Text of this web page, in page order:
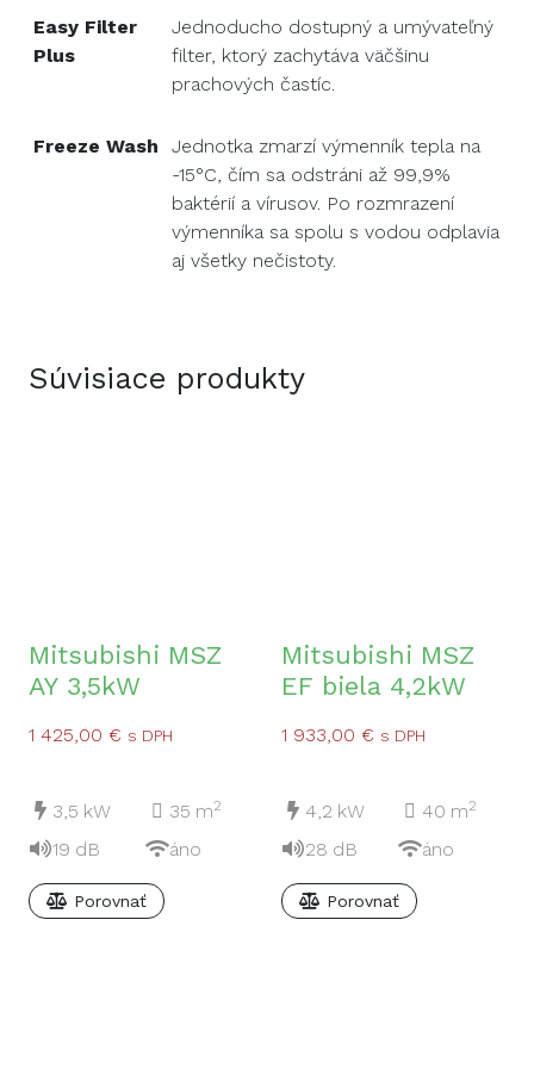
Easy Filter
Plus
Jednoducho dostupný a umývateľný
filter, ktorý zachytáva väčšinu
prachových častíc.
Freeze Wash
Jednotka zmarzí výmenník tepla na
-15°C, čím sa odstráni až 99,9%
baktérií a vírusov. Po rozmrazení
výmenníka sa spolu s vodou odplavia
aj všetky nečistoty.
Súvisiace produkty
Mitsubishi MSZ
AY 3,5kW
1 425,00 € s DPH
3,5 kW 35 m2
19 dB áno
Porovnať
Mitsubishi MSZ
EF biela 4,2kW
1 933,00 € s DPH
4,2 kW 40 m2
28 dB áno
Porovnať